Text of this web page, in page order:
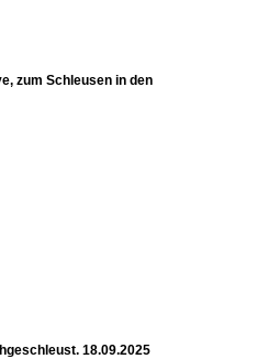
zum Schleusen in den
18.09.2025